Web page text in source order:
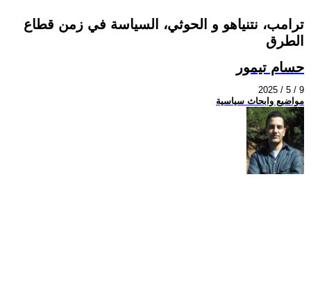
ترامب، نتنياهو و الحوثي، السياسة في زمن قطاع
الطرق
حسام تيمور
2025 / 5 / 9
مواضيع وابحاث سياسية